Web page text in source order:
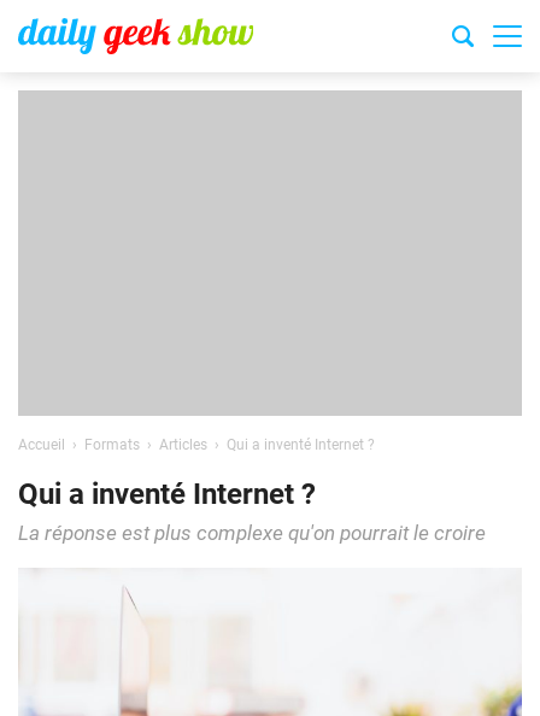
Accueil Formats Articles Qui a inventé Internet ?
Qui a inventé Internet ?
La réponse est plus complexe qu'on pourrait le croire